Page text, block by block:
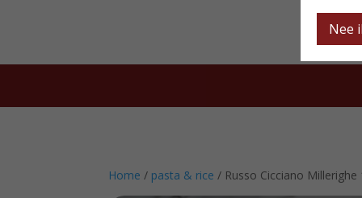
Home / pasta & rice / Russo Cicciano
Nee